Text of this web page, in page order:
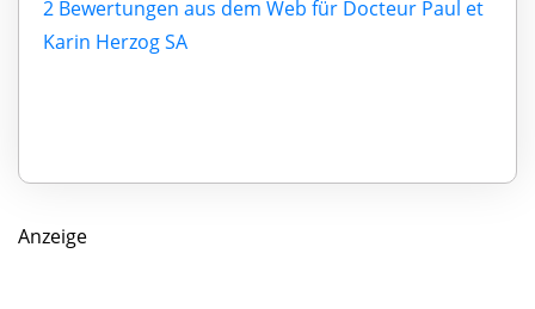
2 Bewertungen aus dem Web für Docteur Paul et
Karin Herzog SA
Anzeige